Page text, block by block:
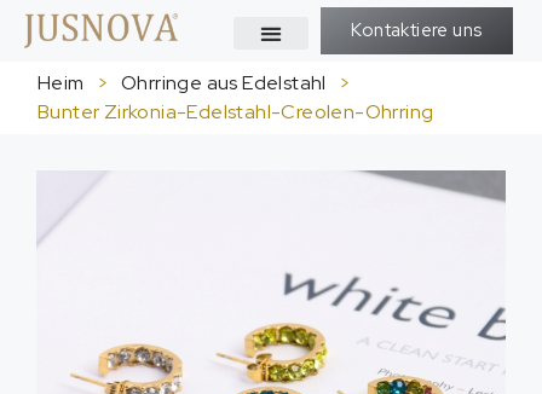
Kontaktiere uns
Heim > Ohrringe aus Edelstahl
>
Bunter Zirkonia-Edelstahl-Creolen-Ohrring